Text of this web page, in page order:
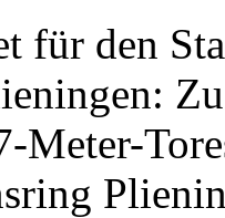
für den
Meter-